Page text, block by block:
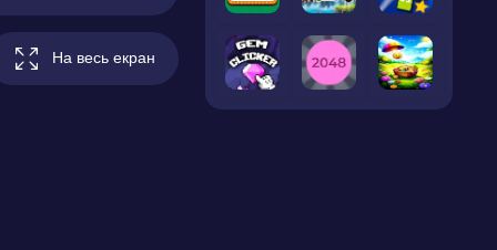
На весь екран